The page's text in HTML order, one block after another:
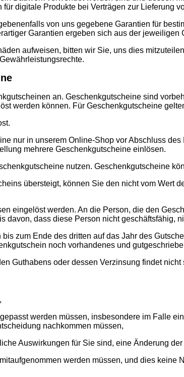
digitale Produkte bei Verträgen zur Lieferung
von uns gegebene Garantien für
Garantien ergeben sich aus der jeweiligen
aufweisen, bitten wir Sie, uns dies
an. Geschenkgutscheine sind
werden können. Für Geschenkgutscheine
nur in unserem Online-Shop vor Abschluss
mehrere Geschenkgutscheine einlösen.
nutzen. Geschenkgutscheine
übersteigt, können Sie den nicht vom Wert
eingelöst werden. An die Person, die den
dass diese Person nicht geschäftsfähig,
zum Ende des dritten auf das Jahr des
noch vorhandenes und
Guthabens oder dessen Verzinsung findet nicht
werden müssen, insbesondere im Falle
nachkommen müssen,
Auswirkungen für Sie sind, eine Änderung
werden müssen, und dies keine